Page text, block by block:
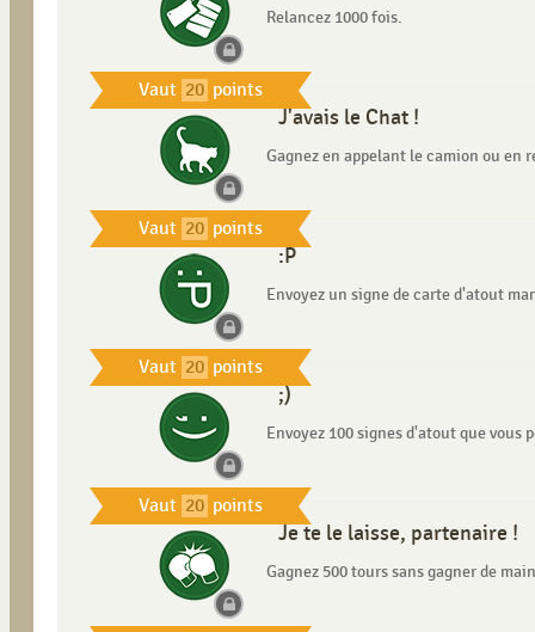
Vaut 20 points
Relancez 1000 fois.
Vaut 20 points
J'avais le Chat !
Gagnez en appelant le camion ou en
Vaut 20 points
:P
Envoyez un signe de carte d'atout
Vaut 20 points
;)
Envoyez 100 signes d'atout que vous
Je te le laisse, partenaire !
Gagnez 500 tours sans gagner de